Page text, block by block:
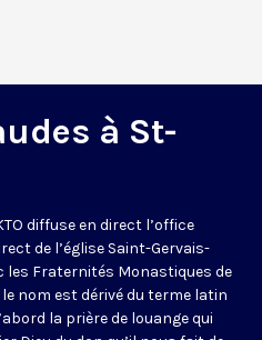
à St-
diffuse en direct l’office
de l’église Saint-Gervais-
les Fraternités Monastiques de
nom est dérivé du terme latin
la prière de louange qui